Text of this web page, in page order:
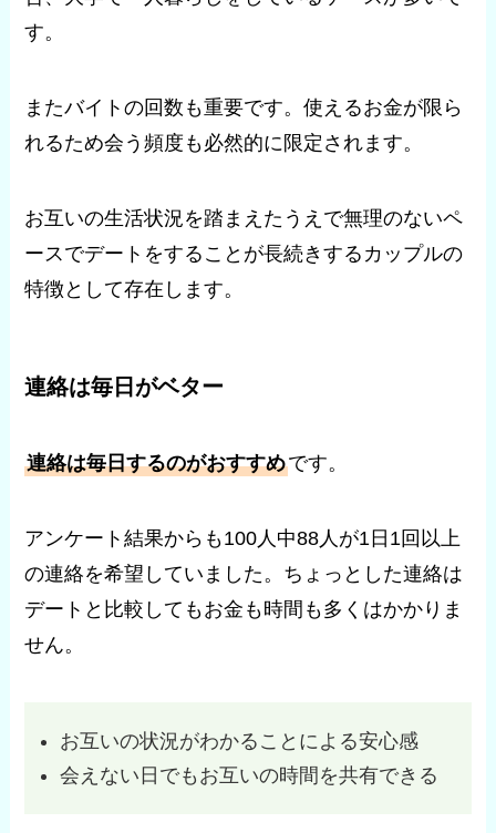
す。
またバイトの回数も重要です。使えるお金が限ら
れるため会う頻度も必然的に限定されます。
お互いの生活状況を踏まえたうえで無理のないペ
ースでデートをすることが長続きするカップルの
特徴として存在します。
連絡は毎日がベター
連絡は毎日するのがおすすめです。
アンケート結果からも100人中88人が1日1回以上
の連絡を希望していました。ちょっとした連絡は
デートと比較してもお金も時間も多くはかかりま
せん。
お互いの状況がわかることによる安心感
会えない日でもお互いの時間を共有できる